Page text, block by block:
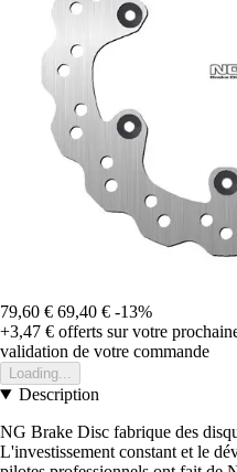
79,60 € 69,40 € -13%
+3,47 € offerts sur votre
validation de votre commande
Loading...
Description
NG Brake Disc fabrique des
L'investissement constant et le